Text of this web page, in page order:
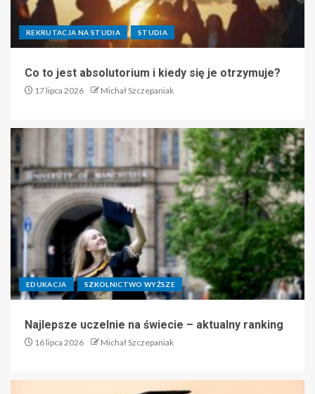
REKRUTACJA NA STUDIA STUDIA
Co to jest absolutorium i kiedy się je otrzymuje?
17 lipca 2026 Michał Szczepaniak
EDUKACJA SZKOLNICTWO WYŻSZE
Najlepsze uczelnie na świecie – aktualny ranking
16 lipca 2026 Michał Szczepaniak